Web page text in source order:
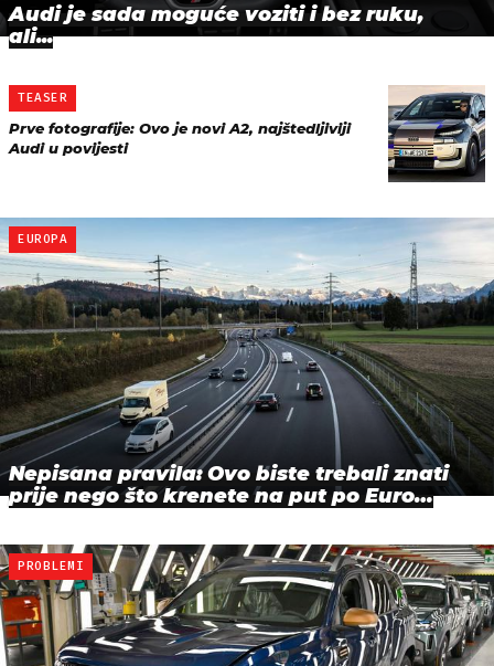
Audi je sada moguće voziti i bez ruku,
ali...
TEASER
Prve fotografije: Ovo je novi A2, najštedljiviji
Audi u povijesti
EUROPA
Nepisana pravila: Ovo biste trebali znati
prije nego što krenete na put po Euro…
PROBLEMI